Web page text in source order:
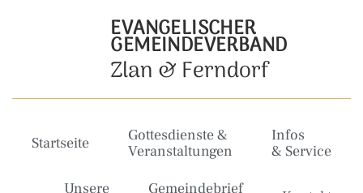
EVANGELISCHER
GEMEINDEVERBAND
Zlan & Ferndorf
Startseite
Gottesdienste &
Veranstaltungen
Infos
& Service
Unsere
Gemeindebrief